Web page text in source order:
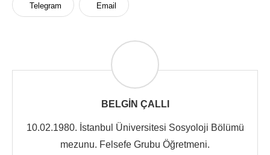
Telegram Email
BELGIN ÇALLI
10.02.1980. İstanbul Üniversitesi Sosyoloji Bölümü
mezunu. Felsefe Grubu Öğretmeni.